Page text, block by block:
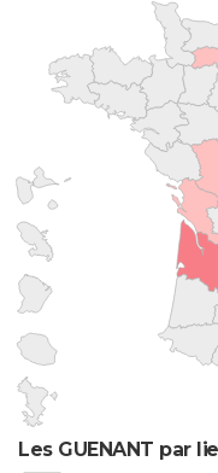
Les GUENANT par